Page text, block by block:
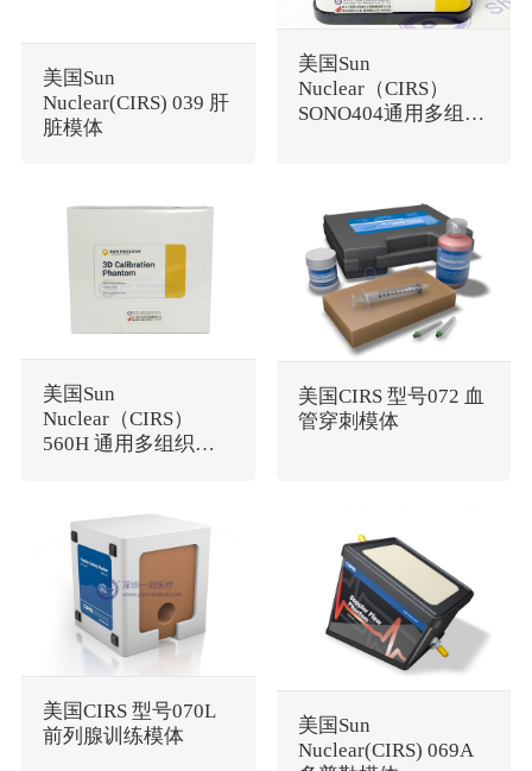
美国Sun
Nuclear(CIRS) 039 肝
脏模体
美国Sun
Nuclear（CIRS）
SONO404通用多组织
美国Sun
Nuclear（CIRS）
560H 通用多组织超
美国CIRS 型号072 血
管穿刺模体
美国CIRS 型号070L
前列腺训练模体
美国Sun
Nuclear(CIRS) 069A